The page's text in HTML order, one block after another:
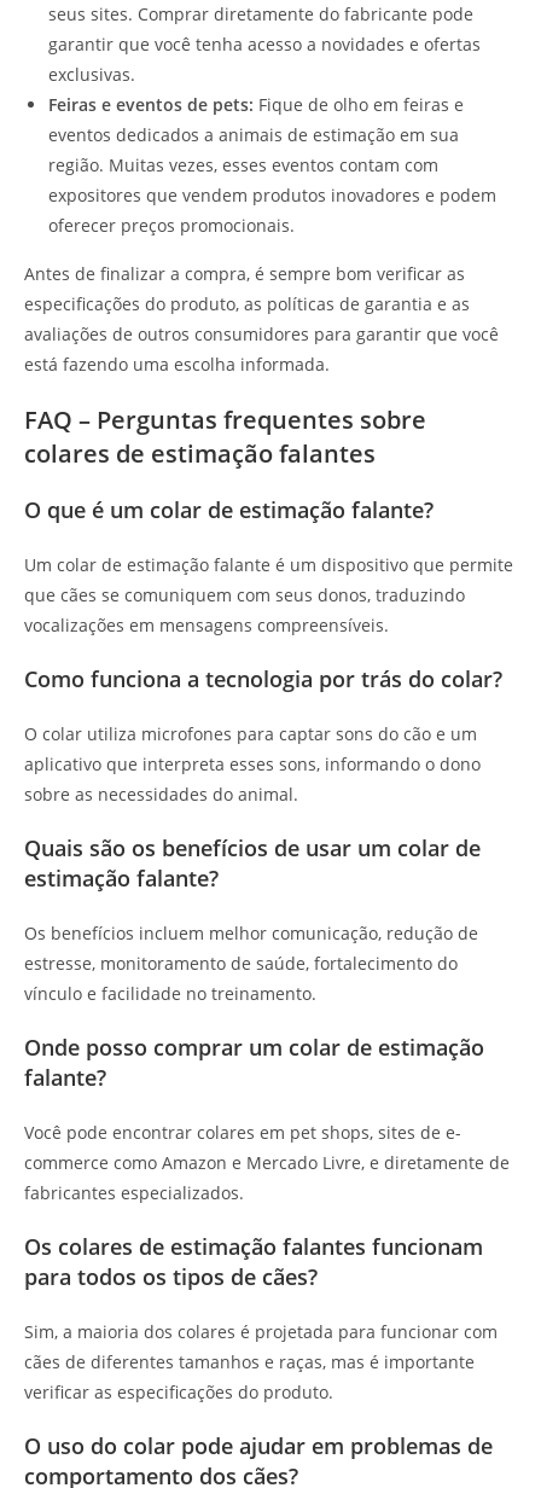
seus sites. Comprar diretamente do fabricante pode
garantir que você tenha acesso a novidades e ofertas
exclusivas.
Feiras e eventos de pets: Fique de olho em feiras e
eventos dedicados a animais de estimação em sua
região. Muitas vezes, esses eventos contam com
expositores que vendem produtos inovadores e podem
oferecer preços promocionais.
Antes de finalizar a compra, é sempre bom verificar as
especificações do produto, as políticas de garantia e as
avaliações de outros consumidores para garantir que você
está fazendo uma escolha informada.
FAQ – Perguntas frequentes sobre
colares de estimação falantes
O que é um colar de estimação falante?
Um colar de estimação falante é um dispositivo que permite
que cães se comuniquem com seus donos, traduzindo
vocalizações em mensagens compreensíveis.
Como funciona a tecnologia por trás do colar?
O colar utiliza microfones para captar sons do cão e um
aplicativo que interpreta esses sons, informando o dono
sobre as necessidades do animal.
Quais são os benefícios de usar um colar de
estimação falante?
Os benefícios incluem melhor comunicação, redução de
estresse, monitoramento de saúde, fortalecimento do
vínculo e facilidade no treinamento.
Onde posso comprar um colar de estimação
falante?
Você pode encontrar colares em pet shops, sites de e-
commerce como Amazon e Mercado Livre, e diretamente de
fabricantes especializados.
Os colares de estimação falantes funcionam
para todos os tipos de cães?
Sim, a maioria dos colares é projetada para funcionar com
cães de diferentes tamanhos e raças, mas é importante
verificar as especificações do produto.
O uso do colar pode ajudar em problemas de
comportamento dos cães?